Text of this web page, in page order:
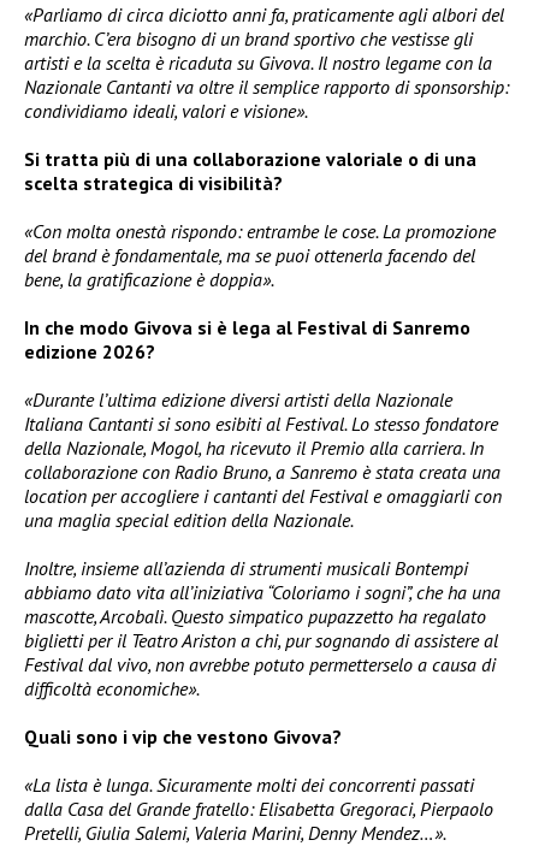
«Parliamo di circa diciotto anni fa, praticamente agli albori del
marchio. C’era bisogno di un brand sportivo che vestisse gli
artisti e la scelta è ricaduta su Givova. Il nostro legame con la
Nazionale Cantanti va oltre il semplice rapporto di sponsorship:
condividiamo ideali, valori e visione».
Si tratta più di una collaborazione valoriale o di una
scelta strategica di visibilità?
«Con molta onestà rispondo: entrambe le cose. La promozione
del brand è fondamentale, ma se puoi ottenerla facendo del
bene, la gratificazione è doppia».
In che modo Givova si è lega al Festival di Sanremo
edizione 2026?
«Durante l’ultima edizione diversi artisti della Nazionale
Italiana Cantanti si sono esibiti al Festival. Lo stesso fondatore
della Nazionale, Mogol, ha ricevuto il Premio alla carriera. In
collaborazione con Radio Bruno, a Sanremo è stata creata una
location per accogliere i cantanti del Festival e omaggiarli con
una maglia special edition della Nazionale.
Inoltre, insieme all’azienda di strumenti musicali Bontempi
abbiamo dato vita all’iniziativa “Coloriamo i sogni”, che ha una
mascotte, Arcobalì. Questo simpatico pupazzetto ha regalato
biglietti per il Teatro Ariston a chi, pur sognando di assistere al
Festival dal vivo, non avrebbe potuto permetterselo a causa di
difficoltà economiche».
Quali sono i vip che vestono Givova?
«La lista è lunga. Sicuramente molti dei concorrenti passati
dalla Casa del Grande fratello: Elisabetta Gregoraci, Pierpaolo
Pretelli, Giulia Salemi, Valeria Marini, Denny Mendez…».